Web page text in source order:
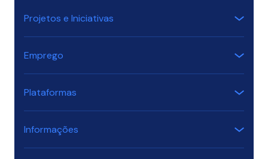
Projetos e Iniciativas
Emprego
Plataformas
Informações